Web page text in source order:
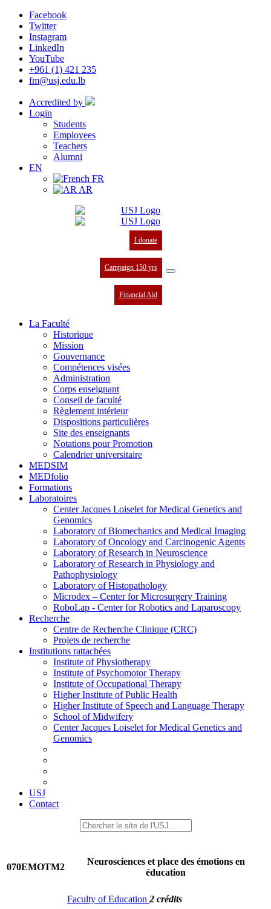
Facebook
Twitter
Instagram
LinkedIn
YouTube
+961 (1) 421 235
fm@usj.edu.lb
Accredited by
Login
Students
Employees
Teachers
Alumni
EN
FR
AR
I donate
Campaign 150 yrs
Financial Aid
La Faculté
Historique
Mission
Gouvernance
Compétences visées
Administration
Corps enseignant
Conseil de faculté
Règlement intérieur
Dispositions particulières
Site des enseignants
Notations pour Promotion
Calendrier universitaire
MEDSIM
MEDfolio
Formations
Laboratoires
Center Jacques Loiselet for Medical Genetics and
Genomics
Laboratory of Biomechanics and Medical Imaging
Laboratory of Oncology and Carcinogenic Agents
Laboratory of Research in Neuroscience
Laboratory of Research in Physiology and
Pathophysiology
Laboratory of Histopathology
Microdex – Center for Microsurgery Training
RoboLap - Center for Robotics and Laparoscopy
Recherche
Centre de Recherche Clinique (CRC)
Projets de recherche
Institutions rattachées
Institute of Physiotherapy
Institute of Psychomotor Therapy
Institute of Occupational Therapy
Higher Institute of Public Health
Higher Institute of Speech and Language Therapy
School of Midwifery
Center Jacques Loiselet for Medical Genetics and
Genomics
USJ
Contact
070EMOTM2
Neurosciences et place des émotions en
éducation
Faculty of Education 2 crédits